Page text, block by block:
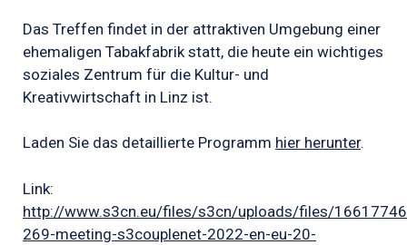
Das Treffen findet in der attraktiven Umgebung einer
ehemaligen Tabakfabrik statt, die heute ein wichtiges
soziales Zentrum für die Kultur- und
Kreativwirtschaft in Linz ist.
Laden Sie das detaillierte Programm hier herunter.
Link:
http://www.s3cn.eu/files/s3cn/uploads/files/
269-meeting-s3couplenet-2022-en-eu-20-